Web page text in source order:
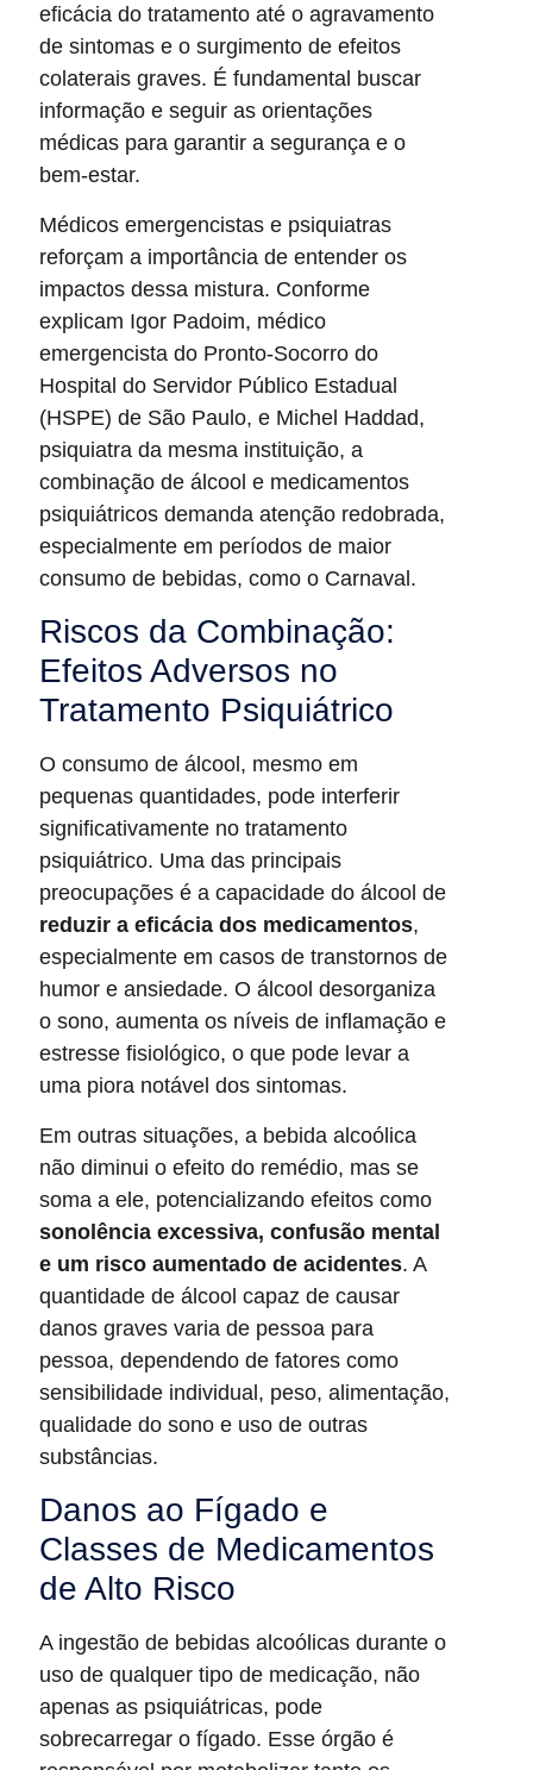
eficácia do tratamento até o agravamento
de sintomas e o surgimento de efeitos
colaterais graves. É fundamental buscar
informação e seguir as orientações
médicas para garantir a segurança e o
bem-estar.
Médicos emergencistas e psiquiatras
reforçam a importância de entender os
impactos dessa mistura. Conforme
explicam Igor Padoim, médico
emergencista do Pronto-Socorro do
Hospital do Servidor Público Estadual
(HSPE) de São Paulo, e Michel Haddad,
psiquiatra da mesma instituição, a
combinação de álcool e medicamentos
psiquiátricos demanda atenção redobrada,
especialmente em períodos de maior
consumo de bebidas, como o Carnaval.
Riscos da Combinação:
Efeitos Adversos no
Tratamento Psiquiátrico
O consumo de álcool, mesmo em
pequenas quantidades, pode interferir
significativamente no tratamento
psiquiátrico. Uma das principais
preocupações é a capacidade do álcool de
reduzir a eficácia dos medicamentos,
especialmente em casos de transtornos de
humor e ansiedade. O álcool desorganiza
o sono, aumenta os níveis de inflamação e
estresse fisiológico, o que pode levar a
uma piora notável dos sintomas.
Em outras situações, a bebida alcoólica
não diminui o efeito do remédio, mas se
soma a ele, potencializando efeitos como
sonolência excessiva, confusão mental
e um risco aumentado de acidentes. A
quantidade de álcool capaz de causar
danos graves varia de pessoa para
pessoa, dependendo de fatores como
sensibilidade individual, peso, alimentação,
qualidade do sono e uso de outras
substâncias.
Danos ao Fígado e
Classes de Medicamentos
de Alto Risco
A ingestão de bebidas alcoólicas durante o
uso de qualquer tipo de medicação, não
apenas as psiquiátricas, pode
sobrecarregar o fígado. Esse órgão é